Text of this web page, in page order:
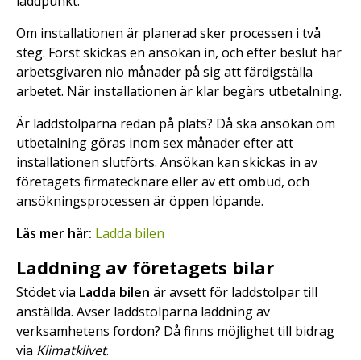
Om installationen är planerad sker processen i två
steg. Först skickas en ansökan in, och efter beslut har
arbetsgivaren nio månader på sig att färdigställa
arbetet. När installationen är klar begärs utbetalning.
Är laddstolparna redan på plats? Då ska ansökan om
utbetalning göras inom sex månader efter att
installationen slutförts. Ansökan kan skickas in av
företagets firmatecknare eller av ett ombud, och
ansökningsprocessen är öppen löpande.
Läs mer här: Ladda bilen
Laddning av företagets bilar
Stödet via Ladda bilen är avsett för laddstolpar till
anställda. Avser laddstolparna laddning av
verksamhetens fordon? Då finns möjlighet till bidrag
via Klimatklivet.